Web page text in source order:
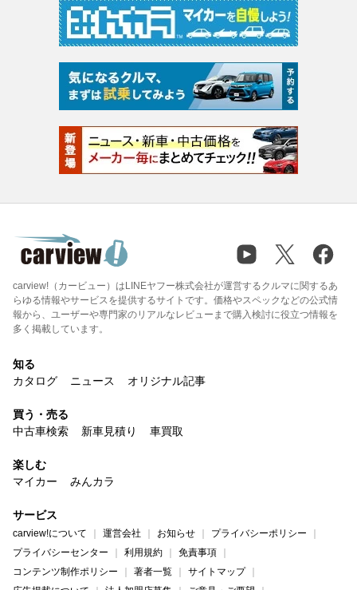
carview!（カービュー）はLINEヤフー株式会社が運営するクルマに関するあ
らゆる情報やサービスを提供するサイトです。価格やスペックなどの公式情
報から、ユーザーや専門家のリアルなレビューまで購入検討に役立つ情報を
多く掲載しています。
知る
カタログ
ニュース オリジナル記事
買う・売る
中古車検索
新車見積り 車買取
楽しむ
マイカー
みんカラ
サービス
carview!について 運営会社 お知らせ
プライバシーポリシー
プライバシーセンター
利用規約
免責事項
コンテンツ制作ポリシー
著者一覧
サイトマップ